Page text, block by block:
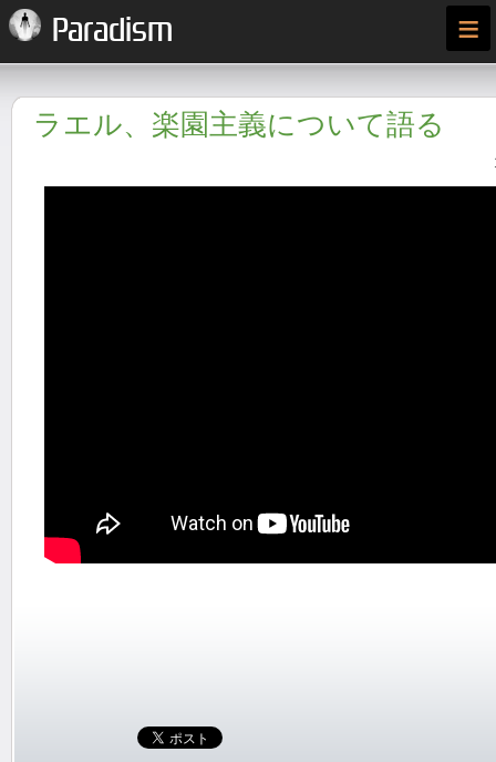
Paradism ≡
ラエル、楽園主義について語る